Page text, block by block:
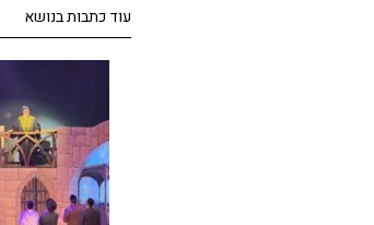
עוד כתבות בנושא